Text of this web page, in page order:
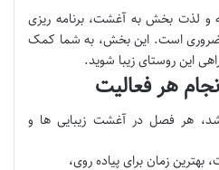
لذت بخش به آغشت، برنامه ریزی
ضروری است. این بخش، به شما کمک
این روستای زیبا شوید.
هر فعالیت
هر فصل در آغشت زیبایی ها و
زمان برای پیاده روی،